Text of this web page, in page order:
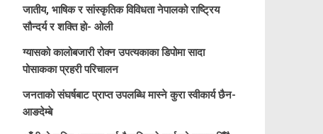
जातीय, भाषिक र सांस्कृतिक विविधता नेपालको राष्ट्रिय
सौन्दर्य र शक्ति हो- ओली
ग्यासको कालोबजारी रोक्न उपत्यकाका डिपोमा सादा
पोसाकका प्रहरी परिचालन
जनताको संघर्षबाट प्राप्त उपलब्धि मास्ने कुरा स्वीकार्य छैन-
आङदेम्बे